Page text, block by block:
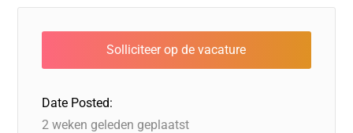
e
b
o
o
k
e
dI
n
o
d
o
a
d
s
s
A
p
l
Date Posted:
2 weken geleden geplaatst